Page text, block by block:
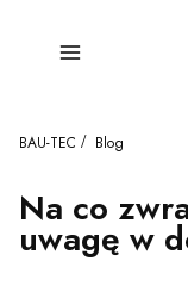
Menu
BAU-TEC Blog
Na co
uwagę w